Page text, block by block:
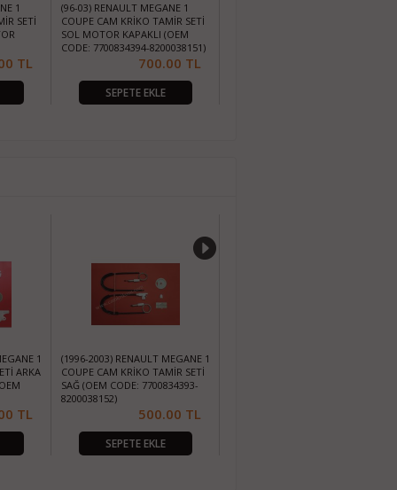
1
SETİ
TL
(96-03) RENAULT MEGANE 1
COUPE CAM KRİKO TAMİR SETİ
SOL MOTOR KAPAKLI (OEM
CODE: 7700834394-8200038151)
700.00 TL
SEPETE EKLE
1
ARKA
TL
(1996-2003) RENAULT MEGANE 1
COUPE CAM KRİKO TAMİR SETİ
SAĞ (OEM CODE: 7700834393-
8200038152)
500.00 TL
SEPETE EKLE